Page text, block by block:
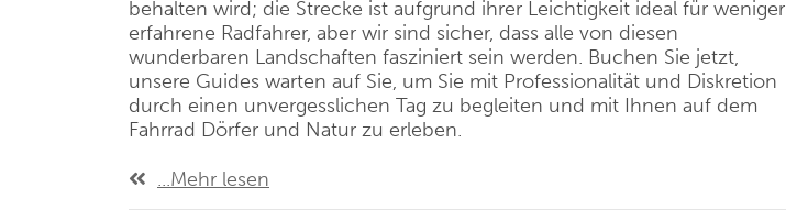
behalten wird; die Strecke ist aufgrund ihrer Leichtigkeit ideal für weniger
erfahrene Radfahrer, aber wir sind sicher, dass alle von diesen
wunderbaren Landschaften fasziniert sein werden. Buchen Sie jetzt,
unsere Guides warten auf Sie, um Sie mit Professionalität und Diskretion
durch einen unvergesslichen Tag zu begleiten und mit Ihnen auf dem
Fahrrad Dörfer und Natur zu erleben.
...Mehr lesen